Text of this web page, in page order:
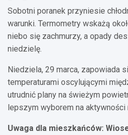
Sobotni poranek przyniesie
warunki. Termometry wskażą
niebo się zachmurzy, a opady
niedzielę.
Niedziela, 29 marca, zapowiada
temperaturami oscylującymi
utrudnić plany na świeżym
lepszym wyborem na aktywności
Uwaga dla mieszkańców: